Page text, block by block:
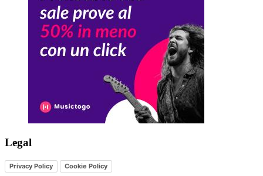
Legal
Privacy Policy Cookie Policy